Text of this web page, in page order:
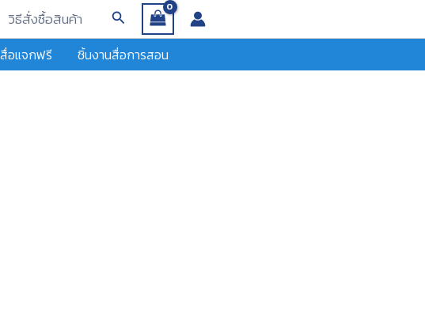
วิธีสั่งซื้อสินค้า Search
สื่อแจกฟรี ชิ้นงานสื่อการสอน